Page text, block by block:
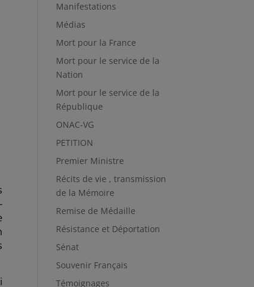
Manifestations
Médias
Mort pour la France
Mort pour le service de la
Nation
Mort pour le service de la
République
ONAC-VG
PETITION
Premier Ministre
Récits de vie , transmission
de la Mémoire
Remise de Médaille
Résistance et Déportation
Sénat
Souvenir Français
Témoignages